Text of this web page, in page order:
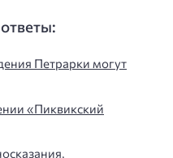
Петрарки могут
«Пиквикский